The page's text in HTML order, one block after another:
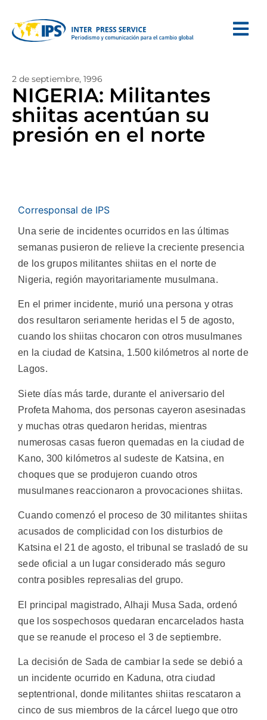
2 de septiembre, 1996
NIGERIA: Militantes
shiitas acentúan su
presión en el norte
Corresponsal de IPS
Una serie de incidentes ocurridos en las últimas
semanas pusieron de relieve la creciente presencia
de los grupos militantes shiitas en el norte de
Nigeria, región mayoritariamente musulmana.
En el primer incidente, murió una persona y otras
dos resultaron seriamente heridas el 5 de agosto,
cuando los shiitas chocaron con otros musulmanes
en la ciudad de Katsina, 1.500 kilómetros al norte de
Lagos.
Siete días más tarde, durante el aniversario del
Profeta Mahoma, dos personas cayeron asesinadas
y muchas otras quedaron heridas, mientras
numerosas casas fueron quemadas en la ciudad de
Kano, 300 kilómetros al sudeste de Katsina, en
choques que se produjeron cuando otros
musulmanes reaccionaron a provocaciones shiitas.
Cuando comenzó el proceso de 30 militantes shiitas
acusados de complicidad con los disturbios de
Katsina el 21 de agosto, el tribunal se trasladó de su
sede oficial a un lugar considerado más seguro
contra posibles represalias del grupo.
El principal magistrado, Alhaji Musa Sada, ordenó
que los sospechosos quedaran encarcelados hasta
que se reanude el proceso el 3 de septiembre.
La decisión de Sada de cambiar la sede se debió a
un incidente ocurrido en Kaduna, otra ciudad
septentrional, donde militantes shiitas rescataron a
cinco de sus miembros de la cárcel luego que otro